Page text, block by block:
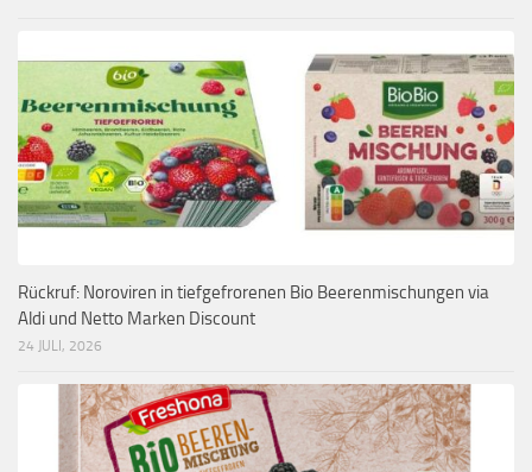
Rückruf: Noroviren in tiefgefrorenen Bio Beerenmischungen via
Aldi und Netto Marken Discount
24 JULI, 2026